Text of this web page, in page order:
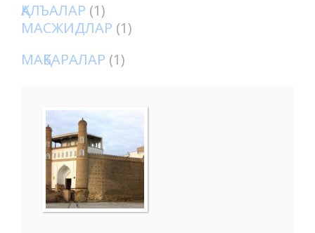
ҚАЛЪАЛАР (1)
МАСЖИДЛАР (1)
МАҚБАРАЛАР (1)